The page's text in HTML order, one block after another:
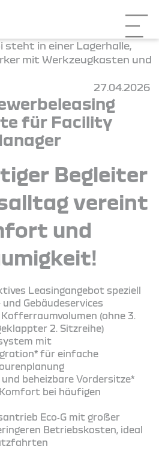
27.04.2026
für Facility
Begleiter
vereint
und
Leasingangebot speziell
Gebäudeservices
(ohne 3.
2. Sitzreihe)
mit
für einfache
beheizbare Vordersitze*
bei häufigen
Eco‑G mit großer
Betriebskosten, ideal